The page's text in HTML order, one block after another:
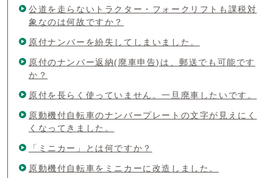
公道を走らないトラクター・フォークリフトも課税対
象なのは何故ですか？
原付ナンバーを紛失してしまいました。
原付のナンバー返納(廃車申告)は、郵送でも可能です
か？
原付を長らく使っていません。一旦廃車したいです。
原動機付自転車のナンバープレートの文字が見えにく
くなってきました。
「ミニカー」とは何ですか？
原動機付自転車をミニカーに改造しました。